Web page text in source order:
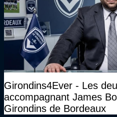
Girondins4Ever - Les
accompagnant James
Girondins de Bordeaux